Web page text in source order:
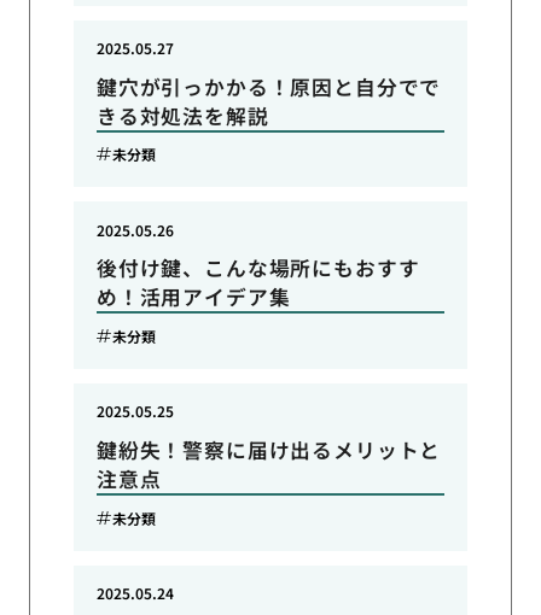
鍵穴が引っかかる！原因と自分でで
きる対処法を解説
2025.05.27
未分類
後付け鍵、こんな場所にもおすす
め！活用アイデア集
2025.05.26
未分類
鍵紛失！警察に届け出るメリットと
注意点
2025.05.25
未分類
2025.05.24